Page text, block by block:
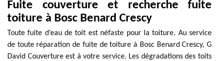
Fuite couverture et recherche fuite
toiture à Bosc Benard Crescy
Toute fuite d’eau de toit est néfaste pour la toiture. Au service
de toute réparation de fuite de toiture à Bosc Benard Crescy, G
David Couverture est à votre service. Les dégradations des toits